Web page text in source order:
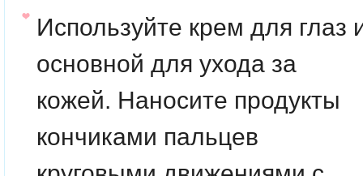
Используйте крем для глаз
основной для ухода за
кожей. Наносите продукты
кончиками пальцев